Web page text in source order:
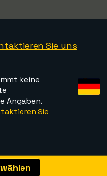
Sie uns
keine
Angaben.
Sie